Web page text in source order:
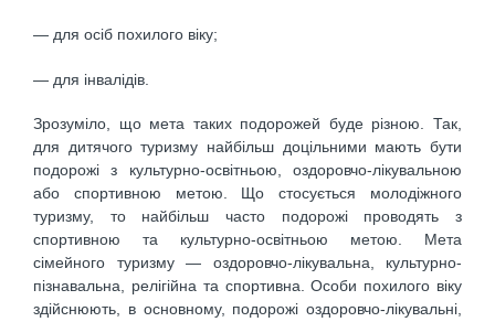
— для осіб похилого віку;
— для інвалідів.
Зрозуміло, що мета таких подорожей буде різною. Так,
для дитячого туризму найбільш доцільними мають бути
подорожі з культурно-освітньою, оздоровчо-лікувальною
або спортивною метою. Що стосується молодіжного
туризму, то найбільш часто подорожі проводять з
спортивною та культурно-освітньою метою. Мета
сімейного туризму — оздоровчо-лікувальна, культурно-
пізнавальна, релігійна та спортивна. Особи похилого віку
здійснюють, в основному, подорожі оздоровчо-лікувальні,